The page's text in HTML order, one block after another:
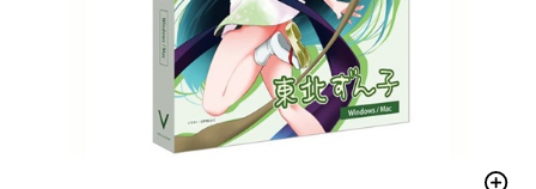
その他楽器